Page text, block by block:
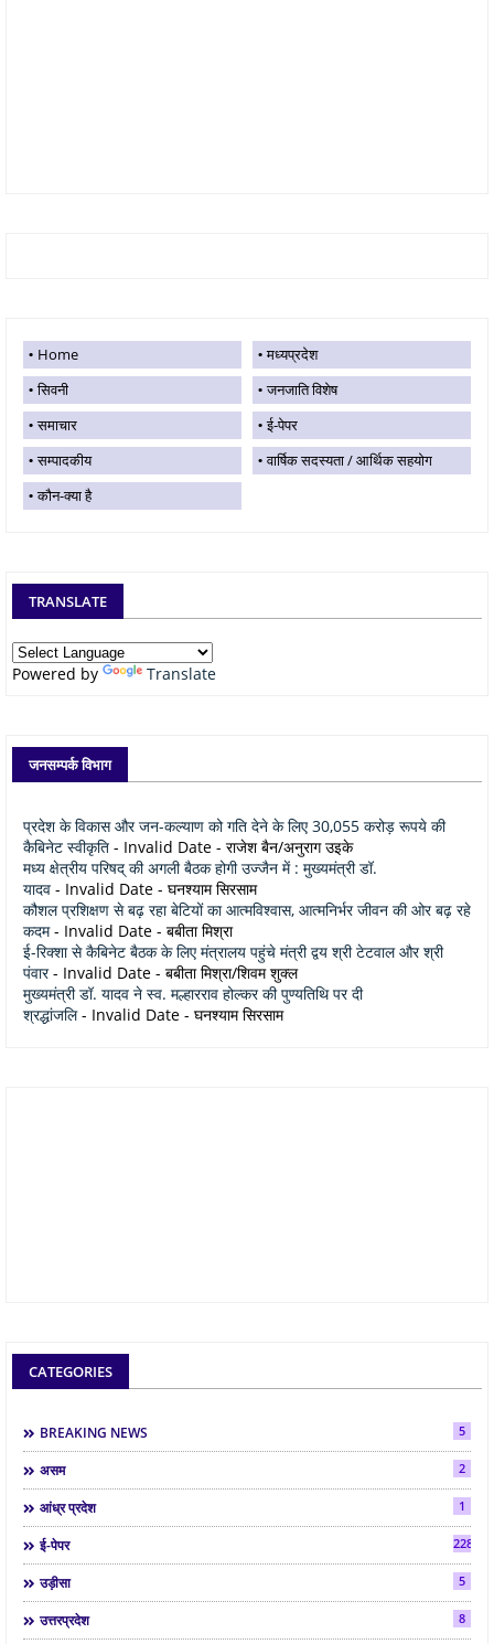
Home
मध्यप्रदेश
सिवनी
जनजाति विशेष
समाचार
ई-पेपर
सम्पादकीय
वार्षिक सदस्यता / आर्थिक सहयोग
कौन-क्या है
TRANSLATE
Powered by Translate
जनसम्पर्क विभाग
प्रदेश के विकास और जन-कल्याण को गति देने के लिए 30,055 करोड़ रूपये की
कैबिनेट स्वीकृति - Invalid Date - राजेश बैन/अनुराग उइके
मध्य क्षेत्रीय परिषद् की अगली बैठक होगी उज्जैन में : मुख्यमंत्री डॉ.
यादव - Invalid Date - घनश्याम सिरसाम
कौशल प्रशिक्षण से बढ़ रहा बेटियों का आत्मविश्वास, आत्मनिर्भर जीवन की ओर बढ़ रहे
कदम- Invalid Date - बबीता मिश्रा
ई-रिक्शा से कैबिनेट बैठक के लिए मंत्रालय पहुंचे मंत्री द्वय श्री टेटवाल और श्री
पंवार- Invalid Date - बबीता मिश्रा/शिवम शुक्ल
मुख्यमंत्री डॉ. यादव ने स्व. मल्हारराव होल्कर की पुण्यतिथि पर दी
श्रद्धांजलि- Invalid Date - घनश्याम सिरसाम
CATEGORIES
BREAKING NEWS 5
असम 2
आंध्र प्रदेश 1
ई-पेपर 2286
उड़ीसा 5
उत्तरप्रदेश 8